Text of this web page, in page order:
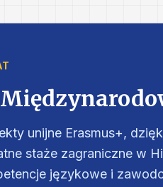
unijne Erasmus+,
staże zagraniczne w
językowe i